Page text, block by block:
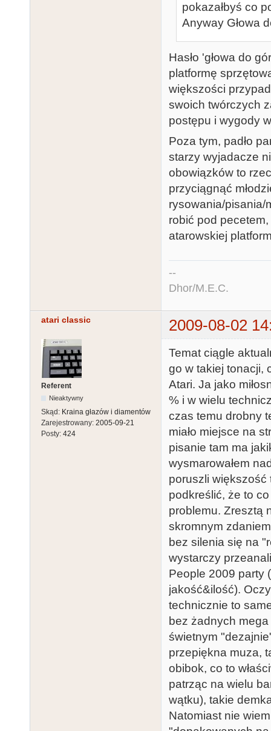
pokazałbyś co
Anyway Głowa
Hasło 'głowa do
platformę
większości
swoich twórczych
postępu i wygody
Poza tym, padło
starzy wyjadacze
obowiązków to
przyciągnąć
rysowania/pisania/
robić pod
atarowskiej
--
Dhor/M.E.C.
atari classic 2009-08-02
Referent
Nieaktywny
Skąd: Kraina głazów i diamentów
Zarejestrowany: 2005-09-21
Posty: 424
Temat ciągle
go w takiej tonacji,
Atari. Ja jako
% i w wielu
czas temu drobny
miało miejsce na
pisanie tam ma
wysmarowałem
poruszli większość
podkreślić, że to
problemu. Zresztą
skromnym
bez silenia się na
wystarczy
People 2009 party
jakość&ilość).
technicznie to
bez żadnych mega
świetnym
przepiękna muza,
obibok, co to
patrząc na wielu
wątku), takie
Natomiast nie